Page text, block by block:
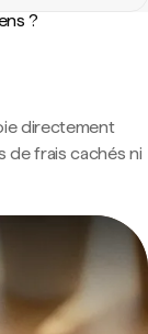
?
directement
de frais cachés ni